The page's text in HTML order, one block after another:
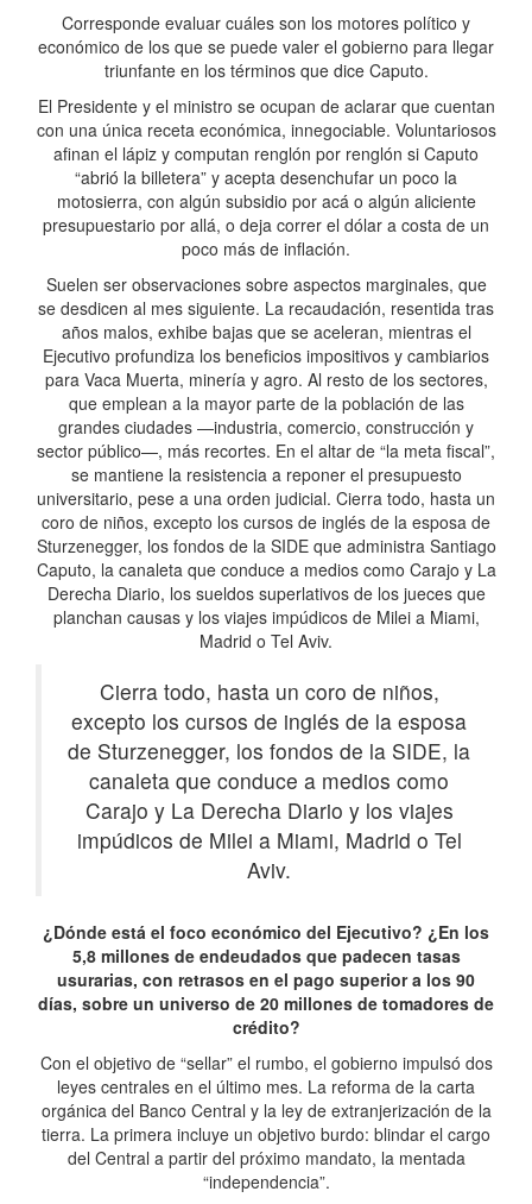
Corresponde evaluar cuáles son los motores político y
económico de los que se puede valer el gobierno para llegar
triunfante en los términos que dice Caputo.
El Presidente y el ministro se ocupan de aclarar que cuentan
con una única receta económica, innegociable. Voluntariosos
afinan el lápiz y computan renglón por renglón si Caputo
“abrió la billetera” y acepta desenchufar un poco la
motosierra, con algún subsidio por acá o algún aliciente
presupuestario por allá, o deja correr el dólar a costa de un
poco más de inflación.
Suelen ser observaciones sobre aspectos marginales, que
se desdicen al mes siguiente. La recaudación, resentida tras
años malos, exhibe bajas que se aceleran, mientras el
Ejecutivo profundiza los beneficios impositivos y cambiarios
para Vaca Muerta, minería y agro. Al resto de los sectores,
que emplean a la mayor parte de la población de las
grandes ciudades —industria, comercio, construcción y
sector público—, más recortes. En el altar de “la meta fiscal”,
se mantiene la resistencia a reponer el presupuesto
universitario, pese a una orden judicial. Cierra todo, hasta un
coro de niños, excepto los cursos de inglés de la esposa de
Sturzenegger, los fondos de la SIDE que administra Santiago
Caputo, la canaleta que conduce a medios como Carajo y La
Derecha Diario, los sueldos superlativos de los jueces que
planchan causas y los viajes impúdicos de Milei a Miami,
Madrid o Tel Aviv.
Cierra todo, hasta un coro de niños,
excepto los cursos de inglés de la esposa
de Sturzenegger, los fondos de la SIDE, la
canaleta que conduce a medios como
Carajo y La Derecha Diario y los viajes
impúdicos de Milei a Miami, Madrid o Tel
Aviv.
¿Dónde está el foco económico del Ejecutivo? ¿En los
5,8 millones de endeudados que padecen tasas
usurarias, con retrasos en el pago superior a los 90
días, sobre un universo de 20 millones de tomadores de
crédito?
Con el objetivo de “sellar” el rumbo, el gobierno impulsó dos
leyes centrales en el último mes. La reforma de la carta
orgánica del Banco Central y la ley de extranjerización de la
tierra. La primera incluye un objetivo burdo: blindar el cargo
del Central a partir del próximo mandato, la mentada
“independencia”.